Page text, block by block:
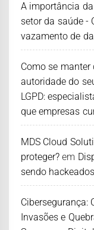
A importância
setor da saúde -
vazamento de
Como se manter
autoridade do
LGPD:
que empresas
MDS Cloud
proteger? em
sendo
Cibersegurança:
Invasões e